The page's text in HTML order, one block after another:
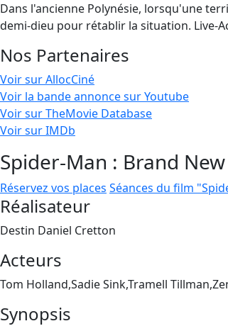
Dans l'ancienne Polynésie, lorsqu'une
demi-dieu pour rétablir la situation. Live-
Nos Partenaires
Voir sur AllocCiné
Voir la bande annonce sur Youtube
Voir sur TheMovie Database
Voir sur IMDb
Spider-Man : Brand
Réservez vos places Séances du film
Réalisateur
Destin Daniel Cretton
Acteurs
Tom Holland,Sadie Sink,Tramell
Synopsis